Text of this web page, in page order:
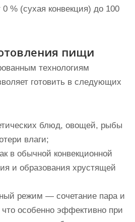
% (сухая конвекция) до 100
пищи
технологиям
готовить в следующих
блюд, овощей, рыбы
влаги;
в обычной конвекционной
и образования хрустящей
режим — сочетание пара и
что особенно эффективно при